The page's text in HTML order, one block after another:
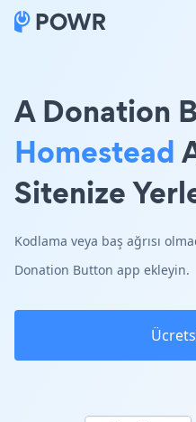
A Donation
Homestead
Sitenize
Kodlama veya baş ağrısı
Donation Button app ekleyin.